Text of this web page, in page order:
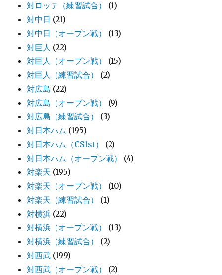
対ロッテ（練習試合）
(1)
対中日 (21)
対中日（オープン戦）
(13)
対巨人 (22)
対巨人（オープン戦）
(15)
対巨人（練習試合）
(2)
対広島 (22)
対広島（オープン戦）
(9)
対広島（練習試合）
(3)
対日本ハム (195)
対日本ハム（CS1st）
(2)
対日本ハム（オープン戦）
(4)
対楽天 (195)
対楽天（オープン戦）
(10)
対楽天（練習試合）
(1)
対横浜 (22)
対横浜（オープン戦）
(13)
対横浜（練習試合）
(2)
対西武 (199)
対西武（オープン戦）
(2)